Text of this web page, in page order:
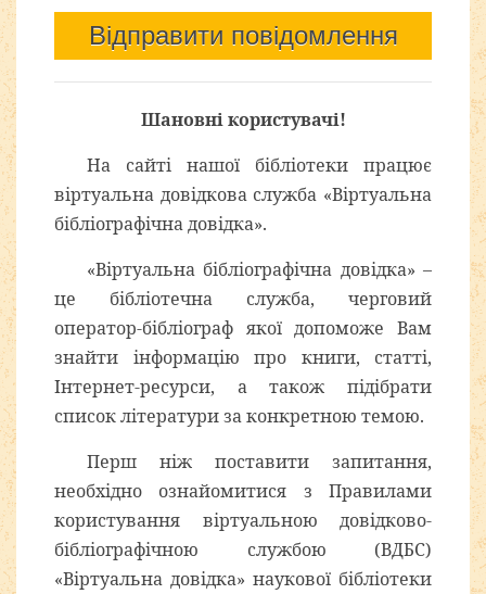
Відправити повідомлення
Шановні користувачі!
На сайті нашої бібліотеки працює
віртуальна довідкова служба «Віртуальна
бібліографічна довідка».
«Віртуальна бібліографічна довідка» –
це бібліотечна служба, черговий
оператор-бібліограф якої допоможе Вам
знайти інформацію про книги, статті,
Інтернет-ресурси, а також підібрати
список літератури за конкретною темою.
Перш ніж поставити запитання,
необхідно ознайомитися з Правилами
користування віртуальною довідково-
бібліографічною службою (ВДБС)
«Віртуальна довідка» наукової бібліотеки